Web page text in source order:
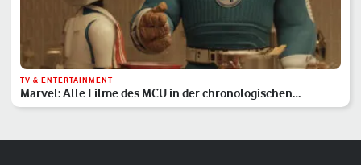
TV & ENTERTAINMENT
Marvel: Alle Filme des MCU in der chronologischen
Reihenfolge